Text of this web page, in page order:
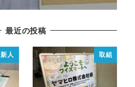
最近の投稿
新人 取組